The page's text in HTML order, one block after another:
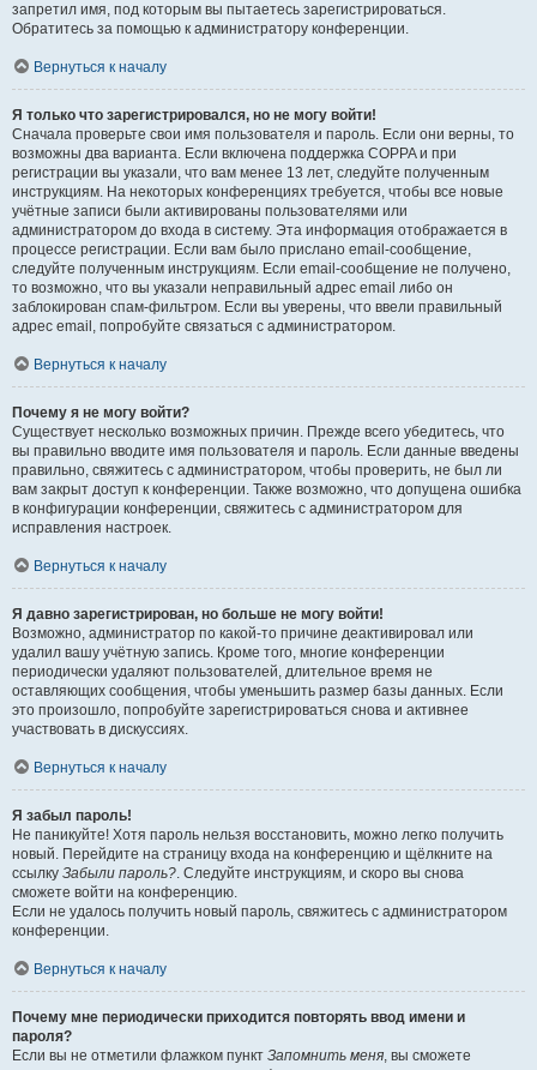
запретил имя, под которым вы пытаетесь зарегистрироваться.
Обратитесь за помощью к администратору конференции.
Вернуться к началу
Я только что зарегистрировался, но не могу войти!
Сначала проверьте свои имя пользователя и пароль. Если они верны, то
возможны два варианта. Если включена поддержка COPPA и при
регистрации вы указали, что вам менее 13 лет, следуйте полученным
инструкциям. На некоторых конференциях требуется, чтобы все новые
учётные записи были активированы пользователями или
администратором до входа в систему. Эта информация отображается в
процессе регистрации. Если вам было прислано email-сообщение,
следуйте полученным инструкциям. Если email-сообщение не получено,
то возможно, что вы указали неправильный адрес email либо он
заблокирован спам-фильтром. Если вы уверены, что ввели правильный
адрес email, попробуйте связаться с администратором.
Вернуться к началу
Почему я не могу войти?
Существует несколько возможных причин. Прежде всего убедитесь, что
вы правильно вводите имя пользователя и пароль. Если данные введены
правильно, свяжитесь с администратором, чтобы проверить, не был ли
вам закрыт доступ к конференции. Также возможно, что допущена ошибка
в конфигурации конференции, свяжитесь с администратором для
исправления настроек.
Вернуться к началу
Я давно зарегистрирован, но больше не могу войти!
Возможно, администратор по какой-то причине деактивировал или
удалил вашу учётную запись. Кроме того, многие конференции
периодически удаляют пользователей, длительное время не
оставляющих сообщения, чтобы уменьшить размер базы данных. Если
это произошло, попробуйте зарегистрироваться снова и активнее
участвовать в дискуссиях.
Вернуться к началу
Я забыл пароль!
Не паникуйте! Хотя пароль нельзя восстановить, можно легко получить
новый. Перейдите на страницу входа на конференцию и щёлкните на
ссылку Забыли пароль?. Следуйте инструкциям, и скоро вы снова
сможете войти на конференцию.
Если не удалось получить новый пароль, свяжитесь с администратором
конференции.
Вернуться к началу
Почему мне периодически приходится повторять ввод имени и
пароля?
Если вы не отметили флажком пункт Запомнить меня, вы сможете